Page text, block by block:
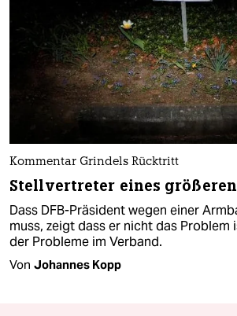
Kommentar Grindels Rücktritt
Stellvertreter eines
Dass DFB-Präsident wegen einer
muss, zeigt dass er nicht das Problem
der Probleme im Verband.
Von Johannes Kopp